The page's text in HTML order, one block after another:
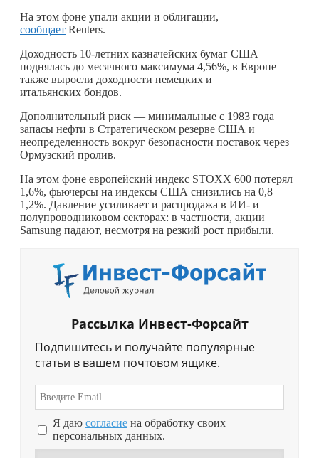
На этом фоне упали акции и облигации,
сообщает Reuters.
Доходность 10-летних казначейских бумаг США
поднялась до месячного максимума 4,56%, в Европе
также выросли доходности немецких и
итальянских бондов.
Дополнительный риск — минимальные с 1983 года
запасы нефти в Стратегическом резерве США и
неопределенность вокруг безопасности поставок через
Ормузский пролив.
На этом фоне европейский индекс STOXX 600 потерял
1,6%, фьючерсы на индексы США снизились на 0,8–
1,2%. Давление усиливает и распродажа в ИИ- и
полупроводниковом секторах: в частности, акции
Samsung падают, несмотря на резкий рост прибыли.
Рассылка Инвест-Форсайт
Подпишитесь и получайте популярные
статьи в вашем почтовом ящике.
Я даю согласие на обработку своих
персональных данных.